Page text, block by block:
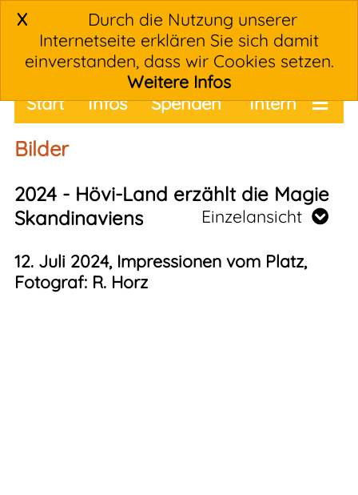
X
Durch die Nutzung unserer
Internetseite erklären Sie sich damit
einverstanden, dass wir Cookies setzen.
Weitere Infos
Intern
Start Infos
Spenden
Termine
Bilder
2024 - Hövi-Land erzählt die Magie
Skandinaviens
Einzelansicht
12. Juli 2024, Impressionen vom Platz,
Fotograf: R. Horz